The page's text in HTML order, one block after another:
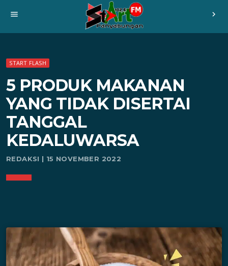
menu chevron_right
START FLASH
5 PRODUK MAKANAN
YANG TIDAK DISERTAI
TANGGAL
KEDALUWARSA
REDAKSI | 15 NOVEMBER 2022